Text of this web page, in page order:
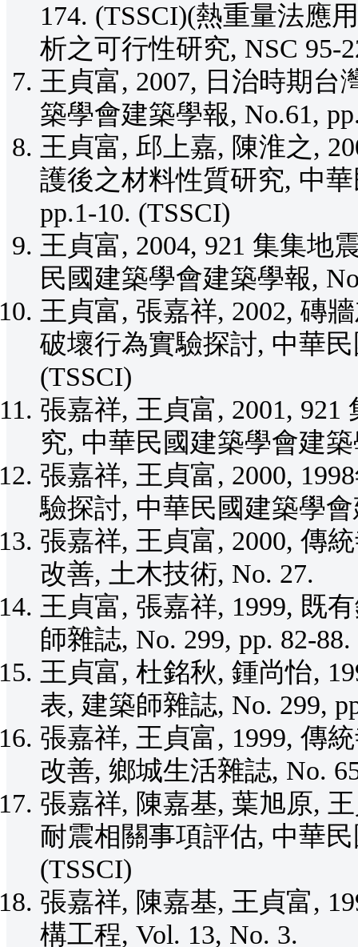
174. (TSSCI)(熱重量法應
析之可行性研究, NSC 95-
王貞富, 2007, 日治時期
築學會建築學報, No.61,
王貞富, 邱上嘉, 陳淮之,
護後之材料性質研究, 中
pp.1-10. (TSSCI)
王貞富, 2004, 921 集集地
民國建築學會建築學報,
王貞富, 張嘉祥, 2002, 磚
破壞行為實驗探討, 中華
(TSSCI)
張嘉祥, 王貞富, 2001,
究, 中華民國建築學會建
張嘉祥, 王貞富, 2000,
驗探討, 中華民國建築學
張嘉祥, 王貞富, 2000, 傳
改善, 土木技術, No. 27.
王貞富, 張嘉祥, 1999, 既
師雜誌, No. 299, pp. 82-88.
王貞富, 杜銘秋, 鍾尚怡,
表, 建築師雜誌, No. 299,
張嘉祥, 王貞富, 1999, 傳
改善, 鄉城生活雜誌, No.
張嘉祥, 陳嘉基, 葉旭原,
耐震相關事項評估, 中華
(TSSCI)
張嘉祥, 陳嘉基, 王貞富,
構工程, Vol. 13, No. 3.